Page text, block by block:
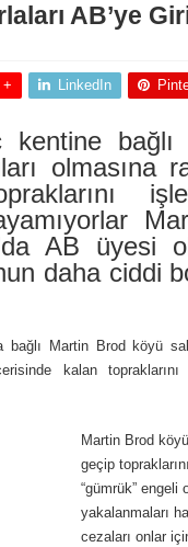
AB’ye
+ LinkedIn
kentine
olmasına
AB üyesi
daha ciddi
bağlı Martin Brod köyü
kalan
Martin Brod
geçip
“gümrük” engeli
yakalanmaları
cezaları onlar